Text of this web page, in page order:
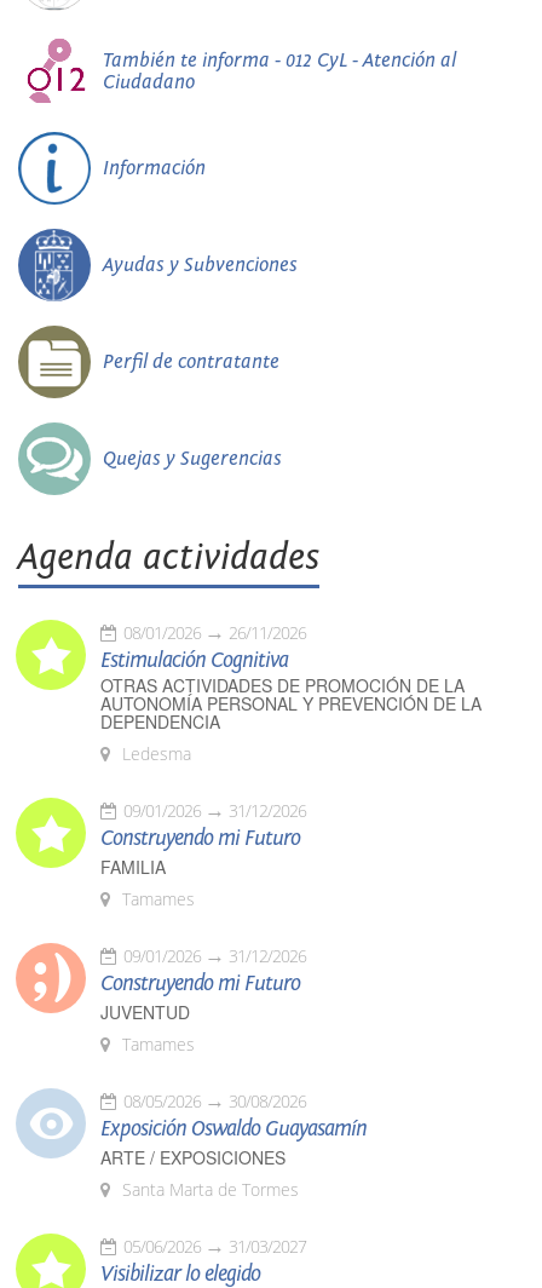
También te informa - 012 CyL - Atención al
Ciudadano
Información
Ayudas y Subvenciones
Perfil de contratante
Quejas y Sugerencias
Agenda actividades
08/01/2026 26/11/2026
Estimulación Cognitiva
OTRAS ACTIVIDADES DE PROMOCIÓN DE LA
AUTONOMÍA PERSONAL Y PREVENCIÓN DE LA
DEPENDENCIA
Ledesma
09/01/2026 31/12/2026
Construyendo mi Futuro
FAMILIA
Tamames
09/01/2026 31/12/2026
Construyendo mi Futuro
JUVENTUD
Tamames
08/05/2026 30/08/2026
Exposición Oswaldo Guayasamín
ARTE / EXPOSICIONES
Santa Marta de Tormes
05/06/2026 31/03/2027
Visibilizar lo elegido